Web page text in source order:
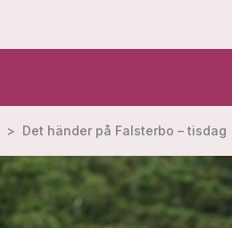
> Det händer på Falsterbo – tisdag